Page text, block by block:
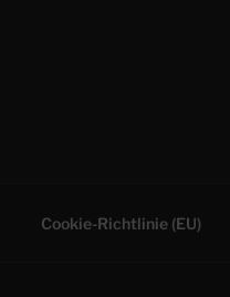
Cookie-Richtlinie (EU)